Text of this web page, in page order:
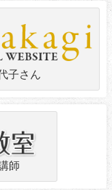
子さん
師